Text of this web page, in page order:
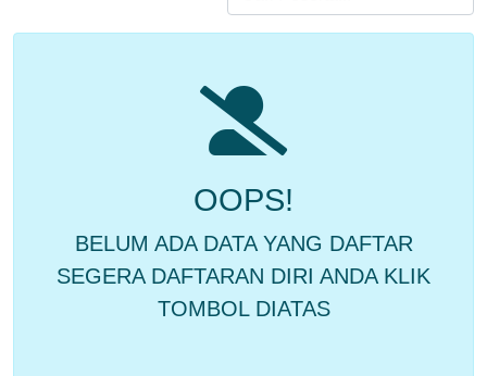
OOPS!
BELUM ADA DATA YANG DAFTAR
SEGERA DAFTARAN DIRI ANDA KLIK
TOMBOL DIATAS